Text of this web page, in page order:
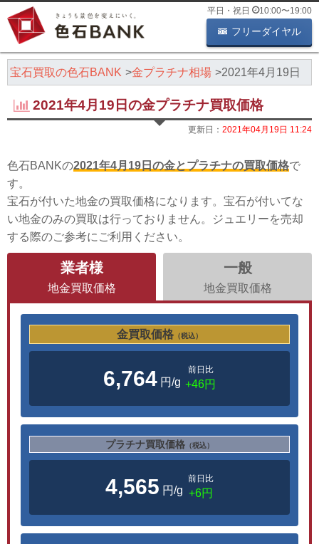
平日・祝日 10:00〜19:00
フリーダイヤル
宝石買取の色石BANK 金プラチナ相場 2021年4月19日
2021年4月19日の金プラチナ買取価格
更新日： 2021年04月19日 11:24
色石BANKの2021年4月19日の金とプラチナの買取価格で
す。
宝石が付いた地金の買取価格になります。宝石が付いてな
い地金のみの買取は行っておりません。ジュエリーを売却
する際のご参考にご利用ください。
業者様
地金買取価格
一般
地金買取価格
金買取価格 （税込）
6,764 円/g
前日比
+46円
プラチナ買取価格 （税込）
4,565 円/g
前日比
+6円